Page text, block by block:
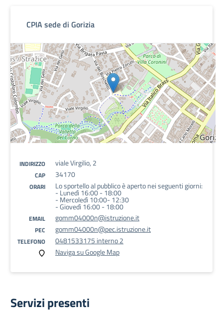
CPIA sede di Gorizia
INDIRIZZO viale Virgilio, 2
CAP 34170
ORARI Lo sportello al pubblico è aperto nei seguenti giorni:
- Lunedì 16:00 - 18:00
- Mercoledì 10:00- 12:30
- Giovedì 16:00 - 18:00
EMAIL gomm04000n@istruzione.it
PEC gomm04000n@pec.istruzione.it
TELEFONO
0481533175 interno 2
Naviga su Google Map
Servizi presenti